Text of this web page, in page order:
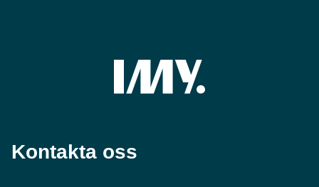
Kontakta oss